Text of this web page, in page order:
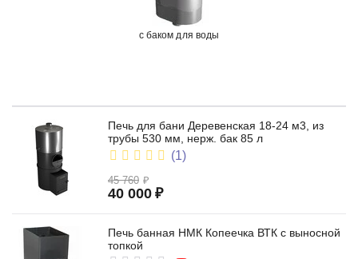
с баком для воды
со стеклом
Печь для бани Деревенская 18-24 м3, из
трубы 530 мм, нерж. бак 85 л
(1)
45 760 ₽
40 000 ₽
Печь банная НМК Копеечка ВТК с выносной
топкой